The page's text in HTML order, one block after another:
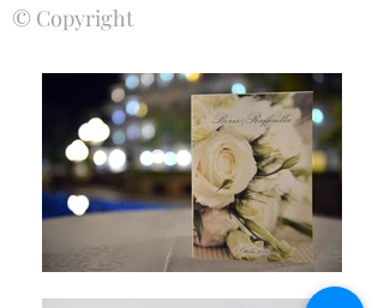
© Copyright